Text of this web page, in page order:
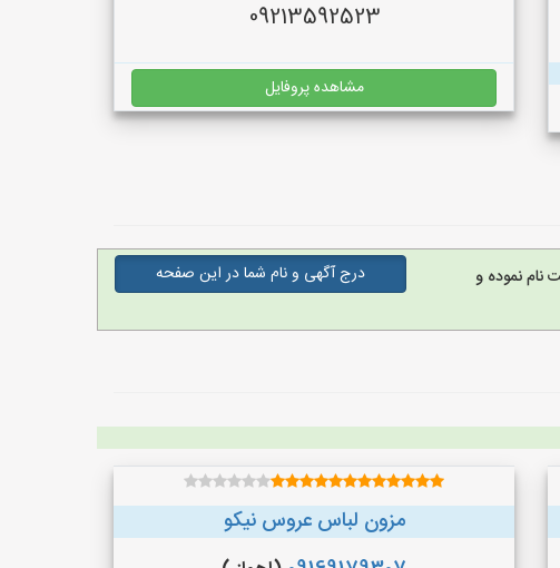
09213592523
مشاهده پروفایل
نموده و
درج آگهی و نام شما در این صفحه
مزون لباس عروس نیکو